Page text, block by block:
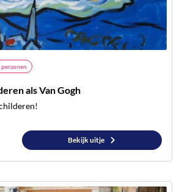
personen
als Van Gogh
Bekijk uitje